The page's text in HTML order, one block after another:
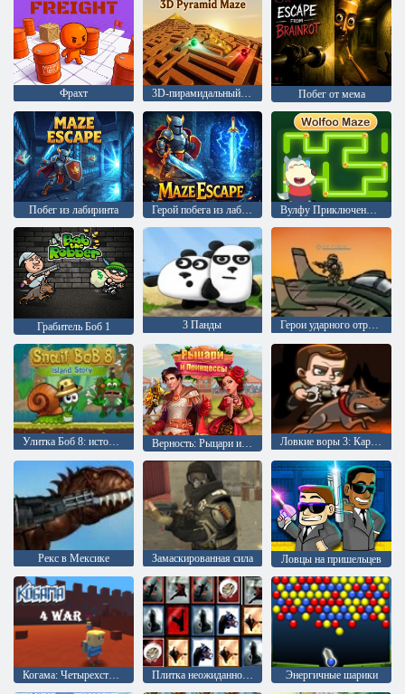
Фрахт 3D-пирамидальный лабиринт Побег от мема
Побег из лабиринта Герой побега из лабиринта Вулфу Приключение в лабиринте
Грабитель Боб 1 3 Панды Герои ударного отряда 1
Улитка Боб 8: история на острове Верность: Рыцари и Принцессы Ловкие воры 3: Караульная служба
Рекс в Мексике Замаскированная сила Ловцы на пришельцев
Когама: Четырехсторонняя война Плитка неожиданностей Энергичные шарики